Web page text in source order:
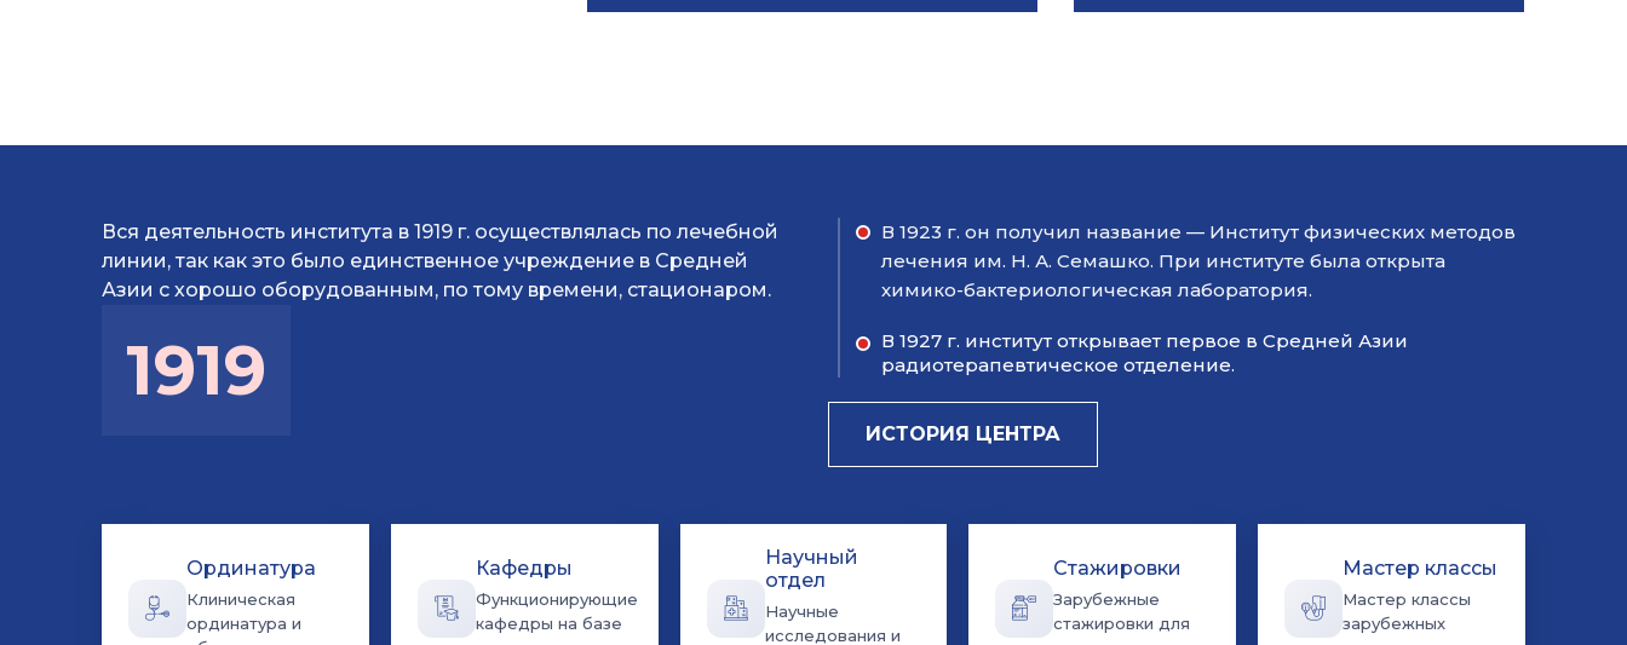
использованием
Вся деятельность института в 1919 г. осуществлялась по лечебной
линии, так как это было единственное учреждение в Средней
Азии с хорошо оборудованным, по тому времени, стационаром.
1919
В 1923 г. он получил название — Институт физических методов
лечения им. Н. А. Семашко. При институте была открыта
химико-бактериологическая лаборатория.
В 1927 г. институт открывает первое в Средней Азии
радиотерапевтическое отделение.​
ИСТОРИЯ ЦЕНТРА
Ординатура
Клиническая
ординатура и
Кафедры
Функционирующие
кафедры на базе
Научный
отдел
Научные
исследования и
Стажировки
Зарубежные
стажировки для
Мастер классы
Мастер классы
зарубежных